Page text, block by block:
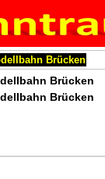
Brücken
Brücken
Brücken